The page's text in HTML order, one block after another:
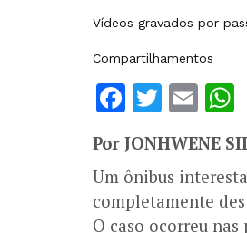
Vídeos gravados por
Compartilhamentos
Facebook
Twitter
Por JONHWENE
Um ônibus
completamente
O caso ocorreu